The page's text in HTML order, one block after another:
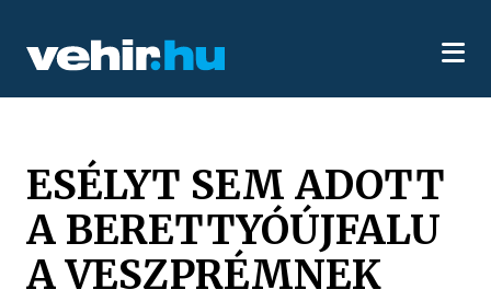
ESÉLYT SEM ADOTT
A BERETTYÓÚJFALU
A VESZPRÉMNEK